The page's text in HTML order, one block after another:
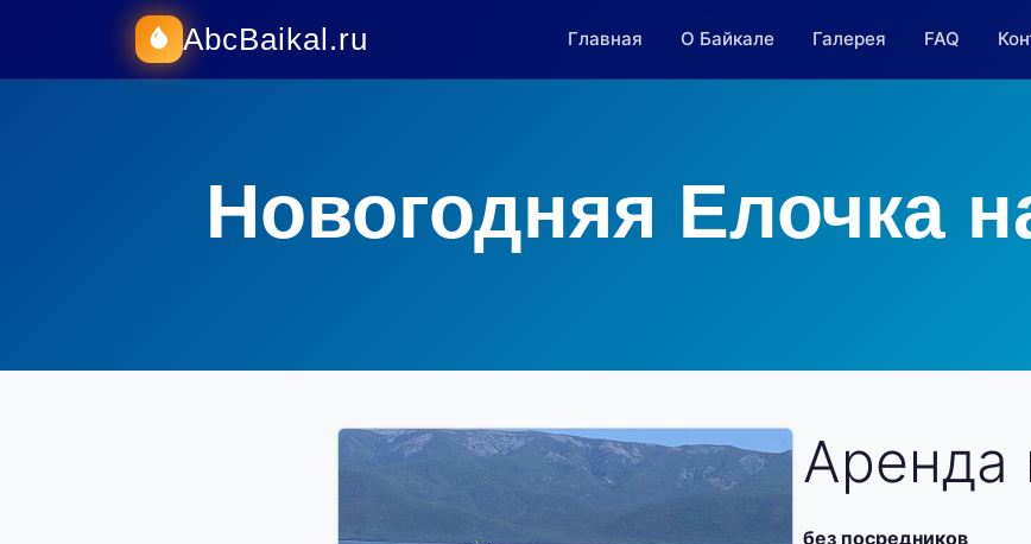
AbcBaikal.ru Главная О Байкале Галерея FAQ
Новогодняя Елочка
Аренда
без посредников